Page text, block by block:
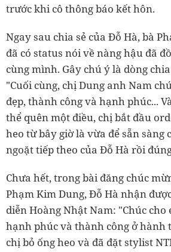
trước khi cô thông báo kết hôn.
Ngay sau chia sẻ của Đỗ Hà, bà
đã có status nói về nàng hậu đã
cùng mình. Gây chú ý là dòng
"Cuối cùng, chị Dung anh Nam
đẹp, thành công và hạnh phúc...
thể quên một điều, chị bắt đầu
heo từ bây giờ là vừa để sẵn sàng
ngoặt tiếp theo của Đỗ Hà rồi
Chưa hết, trong bài đăng chúc
Phạm Kim Dung, Đỗ Hà nhận
diễn Hoàng Nhật Nam: "Chúc
hạnh phúc và thành công ở hành
chị bỏ ống heo và đã đặt stylist